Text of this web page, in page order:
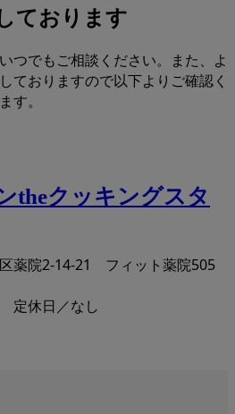
ております
つでもご相談ください。また、よ
ておりますので以下よりご確認く
す。
薬院2-14-21 フィット薬院505
定休日／なし